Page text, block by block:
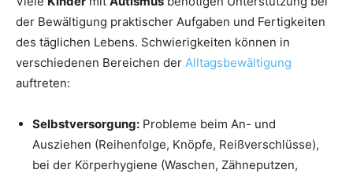
der Bewältigung praktischer Aufgaben und Fertigkeiten
des täglichen Lebens. Schwierigkeiten können in
verschiedenen Bereichen der Alltagsbewältigung
auftreten:
Selbstversorgung: Probleme beim An- und
Ausziehen (Reihenfolge, Knöpfe, Reißverschlüsse),
bei der Körperhygiene (Waschen, Zähneputzen,